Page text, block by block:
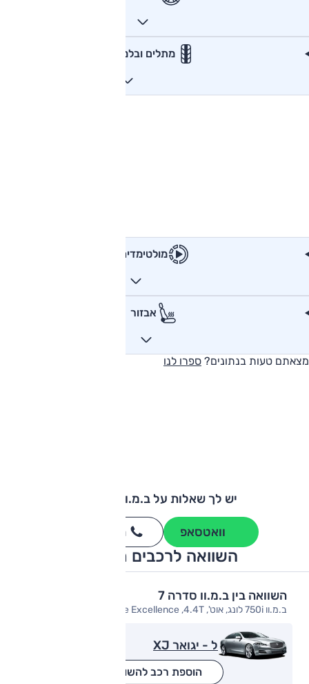
מתלים ובלמים
מולטימדיה
אבזור
מצאתם טעות בנתונים? ספרו לנו
יש לך שאלות על ב.מ.וו סדרה 7?
וואטסאפ חייגו
השוואה לרכבים מתחרים
השוואה בין ב.מ.וו סדרה 7
ב.מ.וו 750i לונג, אוט', Pure Excellence ,4.4T
ל - יגואר XJ
הוספת רכב להשוואה